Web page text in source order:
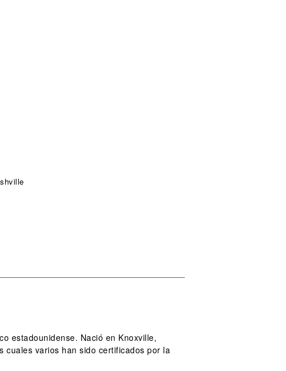
estadounidense. Nació en Knoxville,
cuales varios han sido certificados por la